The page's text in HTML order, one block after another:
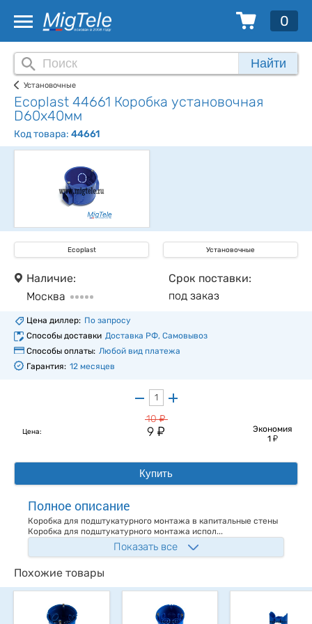
0
Найти
Установочные
Ecoplast 44661 Коробка установочная
D60x40мм
Код товара: 44661
Ecoplast Установочные
Наличие:
Москва
Срок поставки:
под заказ
Цена диллер: По запросу
Способы доставки Доставка РФ, Самовывоз
Способы оплаты: Любой вид платежа
Гарантия: 12 месяцев
Цена:
10у
9у
Экономия
1 у
Купить
Полное описание
Коробка для подштукатурного монтажа в капитальные стены
Коробка для подштукатурного монтажа испол...
Показать все
Похожие товары